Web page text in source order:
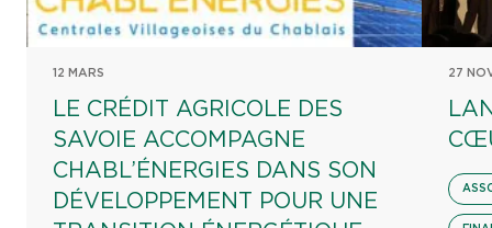
12 MARS
LE CRÉDIT AGRICOLE DES
SAVOIE ACCOMPAGNE
CHABL’ÉNERGIES DANS SON
DÉVELOPPEMENT POUR UNE
27